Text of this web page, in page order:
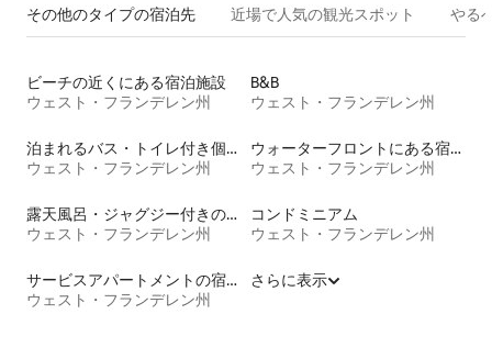
その他のタ⁠イ⁠プ⁠の宿⁠泊⁠先 近場で人気の観光スポット やる
ビーチの近くにある宿泊施設
ウェスト・フランデレン州
B&B
ウェスト・フランデレン州
泊まれるバス・トイレ付き個室
ウェスト・フランデレン州
ウォーターフロントにある宿泊施設
ウェスト・フランデレン州
露天風呂・ジャグジー付きの宿泊施設
ウェスト・フランデレン州
コンドミニアム
ウェスト・フランデレン州
サービスアパートメントの宿泊施設
ウェスト・フランデレン州
さらに表示